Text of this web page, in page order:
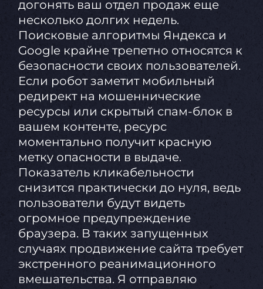
догонять ваш отдел продаж еще
несколько долгих недель.
Поисковые алгоритмы Яндекса и
Google крайне трепетно относятся к
безопасности своих пользователей.
Если робот заметит мобильный
редирект на мошеннические
ресурсы или скрытый спам-блок в
вашем контенте, ресурс
моментально получит красную
метку опасности в выдаче.
Показатель кликабельности
снизится практически до нуля, ведь
пользователи будут видеть
огромное предупреждение
браузера. В таких запущенных
случаях продвижение сайта требует
экстренного реанимационного
вмешательства. Я отправляю